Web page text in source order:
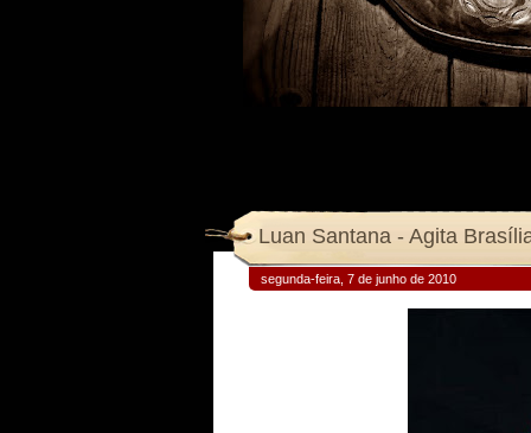
Luan Santana - Agita
segunda-feira, 7 de junho de 2010